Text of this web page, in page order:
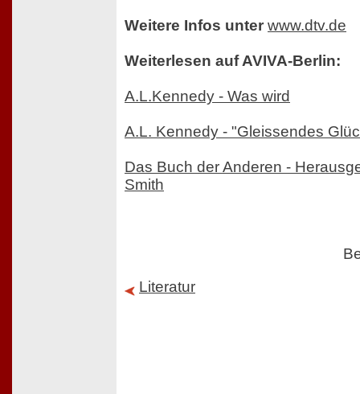
Weitere Infos unter www.dtv.de
Weiterlesen auf AVIVA-Berlin:
A.L.Kennedy - Was wird
A.L. Kennedy - "Gleissendes
Das Buch der Anderen -
Smith
Literatur